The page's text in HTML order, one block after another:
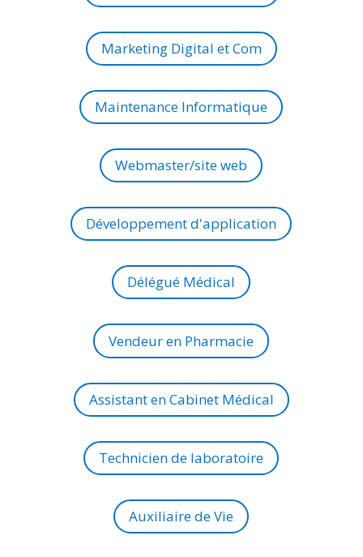
Marketing Digital et Com
Maintenance Informatique
Webmaster/site web
Développement d'application
Délégué Médical
Vendeur en Pharmacie
Assistant en Cabinet Médical
Technicien de laboratoire
Auxiliaire de Vie